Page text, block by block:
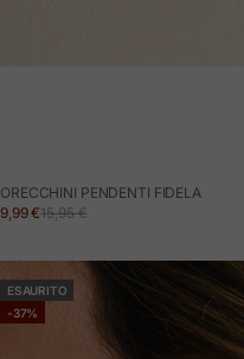
ORECCHINI PENDENTI FIDELA
PREZZO IN OFFERTA
9,99 €PREZZO NORMALE
15,95 €
ESAURITO
-37%